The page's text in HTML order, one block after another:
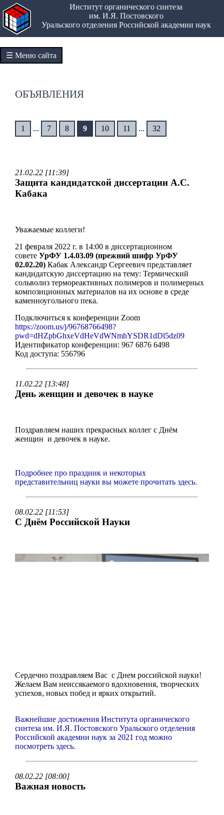
Институт органического синтеза
им. И.Я. Постовского
Уральского отделения Российской академии наук
☰ Меню сайта
ОБЪЯВЛЕНИЯ
1 ... 7 8 9 10 11 ... 32
21.02.22 [11:39]
Защита кандидатской диссертации А.С.
Кабака
Уважаемые коллеги!
21 февраля 2022 г. в 14:00 в диссертационном
совете УрФУ 1.4.03.09 (прежний шифр УрФУ
02.02.20) Кабак Александр Сергеевич представляет
кандидатскую диссертацию на тему: Термический
сольволиз термореактивных полимеров и полимерных
композиционных материалов на их основе в среде
каменноугольного пека.
Подключиться к конференции Zoom
https://zoom.us/j/96768766498?
pwd=dHZpbGhxeVdHeVdWNmhYSDR1dDl5dz09
Идентификатор конференции: 967 6876 6498
Код доступа: 556796
11.02.22 [13:48]
День женщин и девочек в науке
Поздравляем наших прекрасных коллег с Днём
женщин и девочек в науке.
Подробнее про праздник и некоторых
представительниц науки вы можете прочитать здесь.
08.02.22 [11:53]
С Днём Российской Науки
Сердечно поздравляем Вас с Днем российской науки!
Желаем Вам неиссякаемого вдохновения, творческих
успехов, новых побед и ярких открытий.
Важнейшие достижения Института органического
синтеза им. И.Я. Постовского Уральского отделения
Российской академии наук за 2021 год можно
посмотреть здесь.
08.02.22 [08:00]
Важная новость